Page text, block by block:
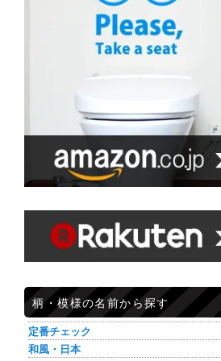
柄・模様の名前から探す
定番チェック
和風・日本